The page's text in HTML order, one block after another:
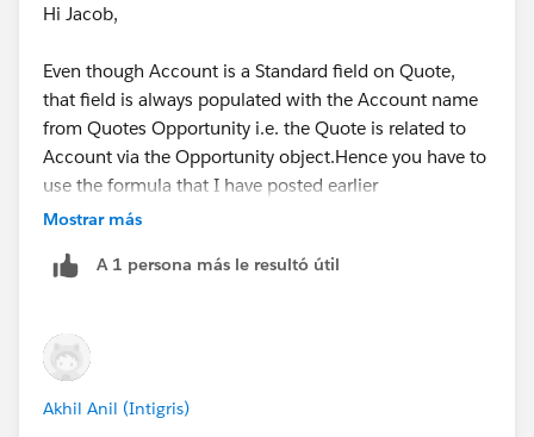
Hi Jacob,
Even though Account is a Standard field on Quote,
that field is always populated with the Account name
from Quotes Opportunity i.e. the Quote is related to
Account via the Opportunity object.Hence you have to
use the formula that I have posted earlier
Mostrar más
A 1 persona más le resultó útil
Akhil Anil (Intigris)